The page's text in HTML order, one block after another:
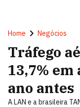
Home Negócios
Tráfego
13,7%
ano antes
A LAN e a brasileira